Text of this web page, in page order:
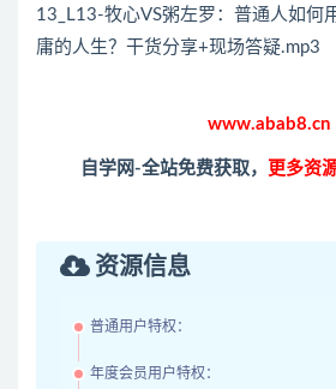
13_L13-牧心VS粥左罗：普通人如何
庸的人生？干货分享+现场答疑.mp3
www.abab8.cn
自学网-全站免费获取， 更多资
资源信息
普通用户特权：
年度会员用户特权：